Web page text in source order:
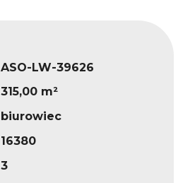
ASO-LW-39626
315,00 m²
biurowiec
16380
3